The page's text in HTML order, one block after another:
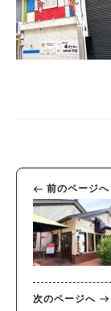
前のページへ
次のページへ